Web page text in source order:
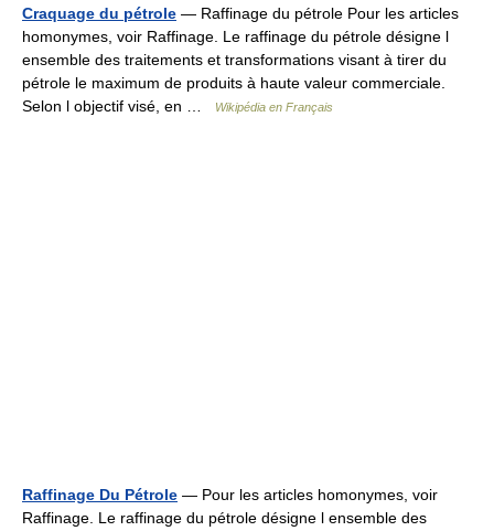
Craquage du pétrole — Raffinage du pétrole Pour les articles
homonymes, voir Raffinage. Le raffinage du pétrole désigne l
ensemble des traitements et transformations visant à tirer du
pétrole le maximum de produits à haute valeur commerciale.
Selon l objectif visé, en …
Wikipédia en Français
Raffinage Du Pétrole — Pour les articles homonymes, voir
Raffinage. Le raffinage du pétrole désigne l ensemble des